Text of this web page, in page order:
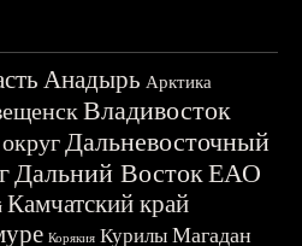
Анадырь Арктика
Владивосток
Дальневосточный
Дальний ВостокЕАО
Камчатский край
Корякия Курилы Магадан